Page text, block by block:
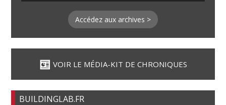
Accédez aux archives >
VOIR LE MÉDIA-KIT DE CHRONIQUES
BUILDINGLAB.FR